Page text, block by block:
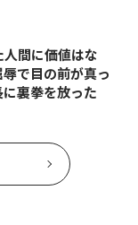
人間に価値はな
で目の前が真っ
裏拳を放った